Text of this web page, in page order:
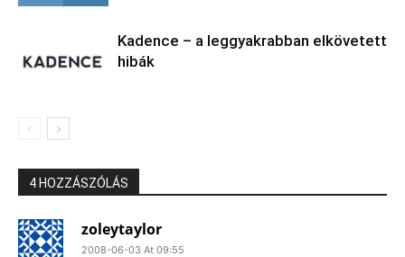
Kadence – a leggyakrabban elkövetett
hibák
4 HOZZÁSZÓLÁS
zoleytaylor
2008-06-03 At 09:55